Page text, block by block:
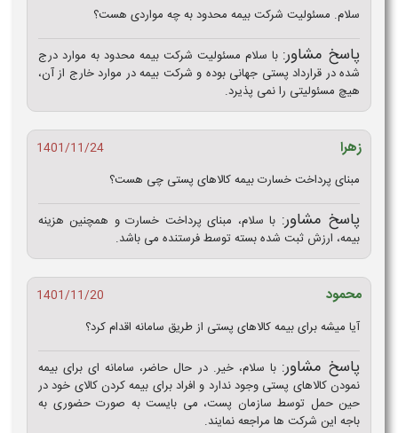
سلام. مسئولیت شرکت بیمه محدود به چه مواردی هست؟
پاسخ مشاور: با سلام مسئولیت شرکت بیمه محدود به موارد درج
شده در قرارداد پستی جهانی بوده و شرکت بیمه در موارد خارج از آن،
هیچ مسئولیتی را نمی پذیرد.
زهرا
1401/11/24
مبنای پرداخت خسارت بیمه کالاهای پستی چی هست؟
پاسخ مشاور: با سلام، مبنای پرداخت خسارت و همچنین هزینه
بیمه، ارزش ثبت شده بسته توسط فرستنده می باشد.
محمود
1401/11/20
آیا میشه برای بیمه کالاهای پستی از طریق سامانه اقدام کرد؟
پاسخ مشاور: با سلام، خیر. در حال حاضر، سامانه ای برای بیمه
نمودن کالاهای پستی وجود ندارد و افراد برای بیمه کردن کالای خود در
حین حمل توسط سازمان پست، می بایست به صورت حضوری به
باجه این شرکت ها مراجعه نمایند.